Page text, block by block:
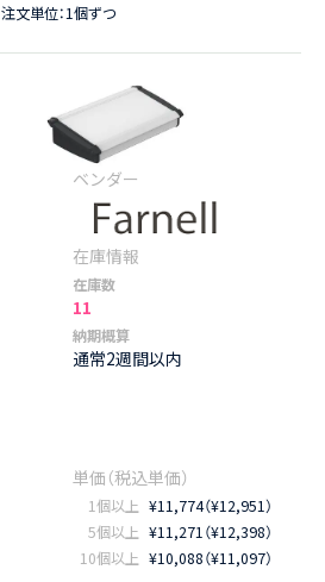
注文単位：1個ずつ
在庫数
11
納期概算
通常2週間以内
1個以上 ¥11,774（¥12,951）
5個以上 ¥11,271（¥12,398）
10個以上 ¥10,088（¥11,097）